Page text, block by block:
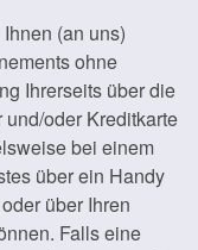
(an uns)
ohne
Ihrerseits über die
oder Kreditkarte
bei einem
über ein Handy
über Ihren
Falls eine